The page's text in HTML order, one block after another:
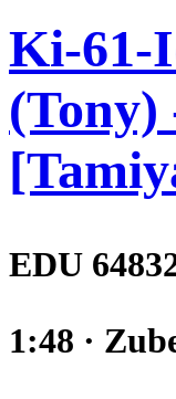
Ki-61-
(Tony)
EDU
1:48 ·